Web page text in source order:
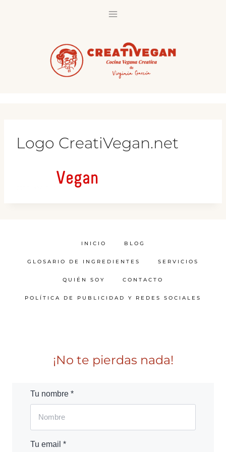
Logo CreatiVegan.net
INICIO BLOG
GLOSARIO DE INGREDIENTES SERVICIOS
QUIÉN SOY CONTACTO
POLÍTICA DE PUBLICIDAD Y REDES SOCIALES
¡No te pierdas nada!
Tu nombre *
Tu email *